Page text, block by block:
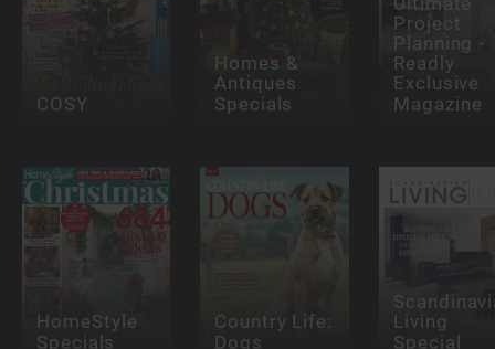
COSY
Homes &
Antiques
Specials
Project
Planning -
Readly
Exclusive
Magazine
HomeStyle
Specials
Country Life:
Dogs
Living
Special